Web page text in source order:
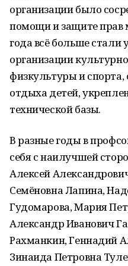
организации было
помощи и защите прав
года всё больше стали
организации
физкультуры и спорта,
отдыха детей,
технической базы.
В разные годы в
себя с наилучшей
Алексей
Семёновна Лапина,
Гудомарова, Мария
Александр Иванович
Рахманкин, Геннадий
Зинаида Петровна